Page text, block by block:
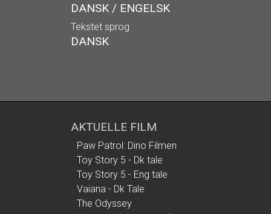
DANSK / ENGELSK
Tekstet sprog
DANSK
AKTUELLE FILM
Paw Patrol: Dino Filmen
Toy Story 5 - Dk tale
Toy Story 5 - Eng tale
Vaiana - Dk Tale
The Odyssey